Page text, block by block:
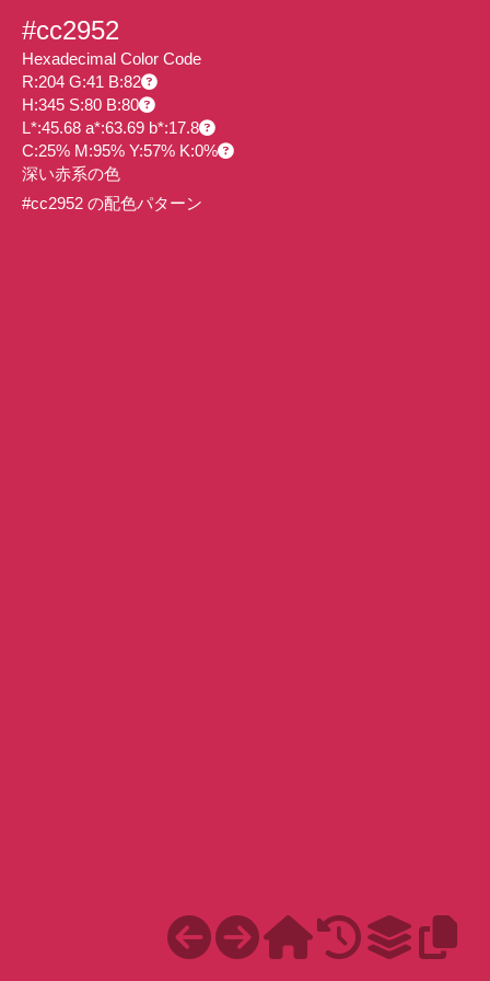
#cc2952
Hexadecimal Color Code
R:204 G:41 B:82
H:345 S:80 B:80
L*:45.68 a*:63.69 b*:17.8
C:25% M:95% Y:57% K:0%
深い赤系の色
#cc2952 の配色パターン